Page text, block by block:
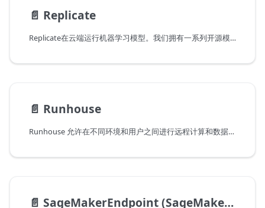
📄️ Replicate
Replicate在云端运行机器学习模型。我们拥有一系列开源模型，您可以用几行代码来运行它们。如果您正在构建自己的机器学习模型，复制可以帮助您轻松地进行规模化部署。
📄️ Runhouse
Runhouse 允许在不同环境和用户之间进行远程计算和数据交互。请参阅Runhouse文档。
📄️ SageMakerEndpoint (SageMaker端点)